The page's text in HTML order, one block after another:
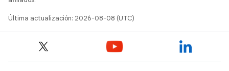
Última actualización: 2026-08-08 (UTC)